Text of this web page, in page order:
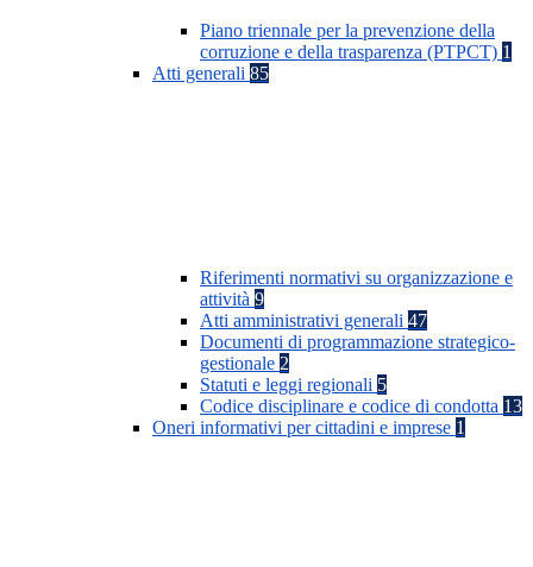
Piano triennale per la prevenzione della
corruzione e della trasparenza (PTPCT) 1
Atti generali 85
Riferimenti normativi su organizzazione e
attività 9
Atti amministrativi generali 47
Documenti di programmazione strategico-
gestionale 2
Statuti e leggi regionali 5
Codice disciplinare e codice di condotta 13
Oneri informativi per cittadini e imprese 1